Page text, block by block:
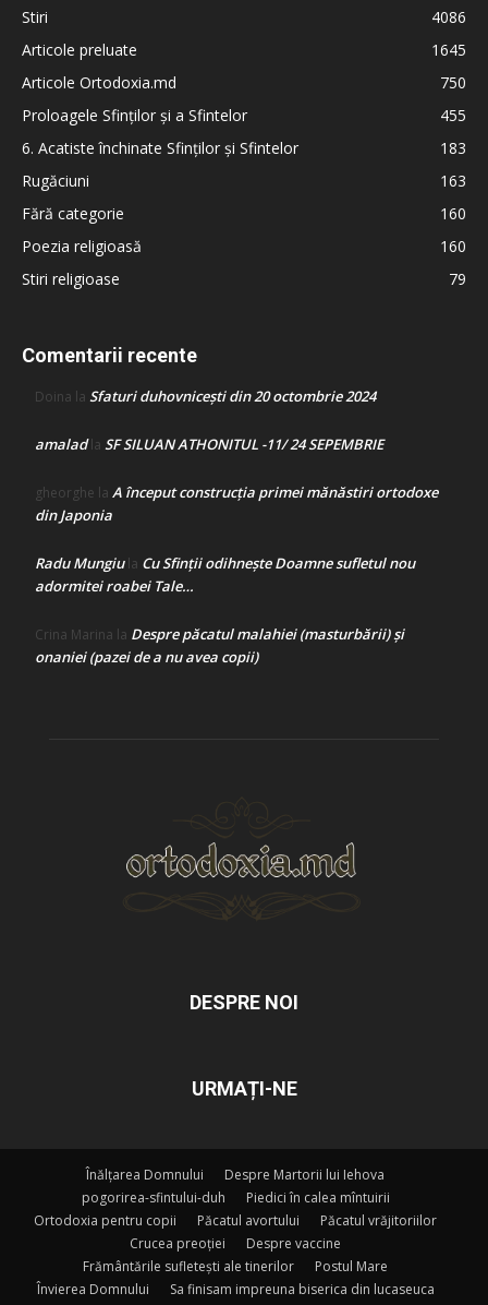
Stiri
4086
Articole preluate
1645
Articole Ortodoxia.md
750
Proloagele Sfinților și a Sfintelor
455
6. Acatiste închinate Sfinților și Sfintelor
183
Rugăciuni
163
Fără categorie
160
Poezia religioasă
160
Stiri religioase
79
Comentarii recente
Doina la Sfaturi duhovnicești din 20 octombrie 2024
amaladla SF SILUAN ATHONITUL -11/ 24 SEPEMBRIE
gheorghe la A început construcţia primei mănăstiri ortodoxe
din Japonia
Radu Mungiula Cu Sfinții odihnește Doamne sufletul nou
adormitei roabei Tale…
Crina Marina la Despre păcatul malahiei (masturbării) şi
onaniei (pazei de a nu avea copii)
DESPRE NOI
URMAȚI-NE
Înălțarea Domnului
Despre Martorii lui Iehova
pogorirea-sfintului-duh
Piedici în calea mîntuirii
Ortodoxia pentru copii
Păcatul avortului
Păcatul vrăjitoriilor
Crucea preoției
Despre vaccine
Frământările sufletești ale tinerilor
Postul Mare
Învierea Domnului
Sa finisam impreuna biserica din lucaseuca